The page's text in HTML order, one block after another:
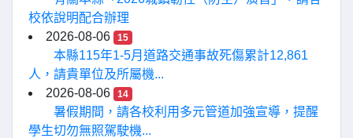
校依說明配合辦理
2026-08-06
15
本縣115年1-5月道路交通事故死傷累計12,861
人，請貴單位及所屬機...
2026-08-06
14
暑假期間，請各校利用多元管道加強宣導，提醒
學生切勿無照駕駛機...